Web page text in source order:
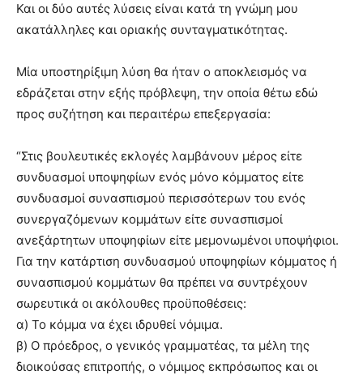
Και οι δύο αυτές λύσεις είναι κατά τη γνώμη μου
ακατάλληλες και οριακής συνταγματικότητας.
Μία υποστηρίξιμη λύση θα ήταν ο αποκλεισμός να
εδράζεται στην εξής πρόβλεψη, την οποία θέτω εδώ
προς συζήτηση και περαιτέρω επεξεργασία:
“Στις βουλευτικές εκλογές λαμβάνουν μέρος είτε
συνδυασμοί υποψηφίων ενός μόνο κόμματος είτε
συνδυασμοί συνασπισμού περισσότερων του ενός
συνεργαζόμενων κομμάτων είτε συνασπισμοί
ανεξάρτητων υποψηφίων είτε μεμονωμένοι υποψήφιοι.
Για την κατάρτιση συνδυασμού υποψηφίων κόμματος ή
συνασπισμού κομμάτων θα πρέπει να συντρέχουν
σωρευτικά οι ακόλουθες προϋποθέσεις:
α) Το κόμμα να έχει ιδρυθεί νόμιμα.
β) Ο πρόεδρος, ο γενικός γραμματέας, τα μέλη της
διοικούσας επιτροπής, ο νόμιμος εκπρόσωπος και οι